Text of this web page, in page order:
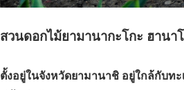
สวนดอกไม้ยามานากะโกะ ฮาน
ตั้งอยู่ในจังหวัดยามานาชิ อยู่ใกล้กับทะ